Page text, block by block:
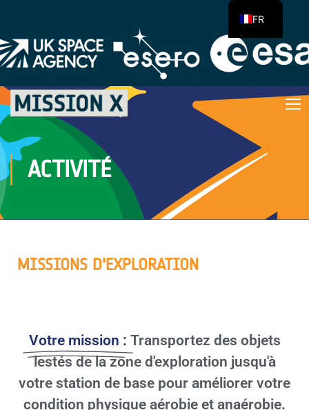
ACTIVITÉ
MISSIONS D'EXPLORATION
Votre mission : Transportez des objets
lestés de la zone d'exploration jusqu'à
votre station de base pour améliorer votre
condition physique aérobie et anaérobie.
FR